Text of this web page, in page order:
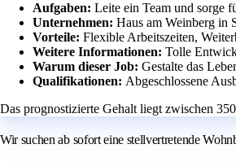
Aufgaben: Leite ein Team und sorge
Unternehmen: Haus am Weinberg in
Vorteile: Flexible Arbeitszeiten,
Weitere Informationen: Tolle
Warum dieser Job: Gestalte das
Qualifikationen: Abgeschlossene
Das prognostizierte Gehalt liegt zwischen
Wir suchen ab sofort eine stellvertretende